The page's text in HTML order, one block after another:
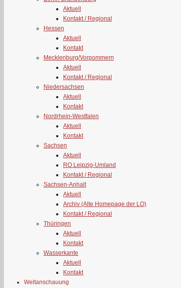
Aktuell
Kontakt / Regional
Hessen
Aktuell
Kontakt
Mecklenburg/Vorpommern
Aktuell
Kontakt / Regional
Niedersachsen
Aktuell
Kontakt
Nordrhein-Westfalen
Aktuell
Kontakt
Sachsen
Aktuell
RO Leipzig-Umland
Kontakt / Regional
Sachsen-Anhalt
Aktuell
Archiv (Alte Homepage der LO)
Kontakt / Regional
Thüringen
Aktuell
Kontakt
Wasserkante
Aktuell
Kontakt
Weltanschauung